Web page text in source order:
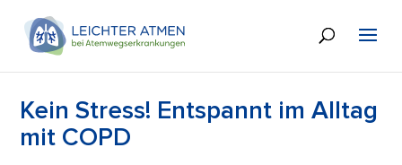
Kein Stress! Entspannt im Alltag
mit COPD